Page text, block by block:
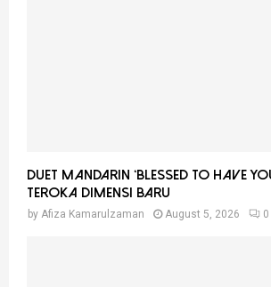
Duet Mandarin ‘Blessed To Have
Teroka Dimensi Baru
by Afiza Kamarulzaman August 5, 2026 0